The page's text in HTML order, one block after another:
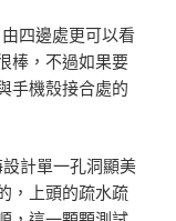
四邊處更可以看
棒，不過如果要
手機殼接合處的
計單一孔洞顯美
，上頭的疏水疏